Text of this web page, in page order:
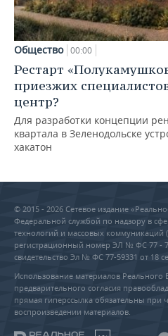
Общество 00:00
Рестарт
приезжих
центр?
Для разработки концепции
квартала в Зеленодольске
хакатон
© 2015 - 2026 Сетевое издание
Федеральной службой по надзору в
технологий и массовых коммуникаций
регистрационный номер ЭЛ № ФС 77 -
свидетельство Эл № ФС 77-59331 от 18
Использование материалов
предварительного согласия
прямая гиперссылка обязательны при
воспроизведении материалов.